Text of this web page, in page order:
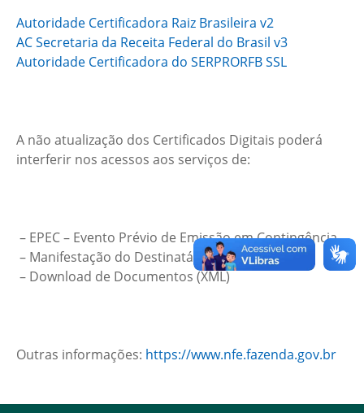
Autoridade Certificadora Raiz Brasileira v2
AC Secretaria da Receita Federal do Brasil v3
Autoridade Certificadora do SERPRORFB SSL
A não atualização dos Certificados Digitais poderá
interferir nos acessos aos serviços de:
– EPEC – Evento Prévio de Emissão em Contingência
– Manifestação do Destinatário
– Download de Documentos (XML)
Outras informações: https://www.nfe.fazenda.gov.br